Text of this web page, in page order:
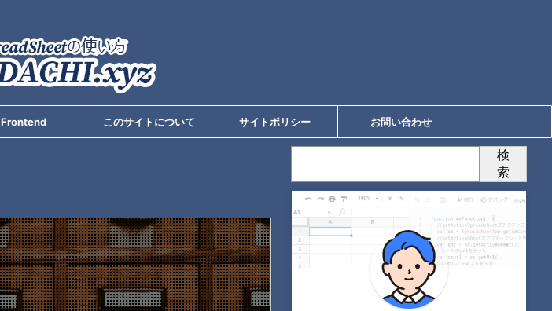
Frontend このサイトについて サイトポリシー お問い合わせ
検
索